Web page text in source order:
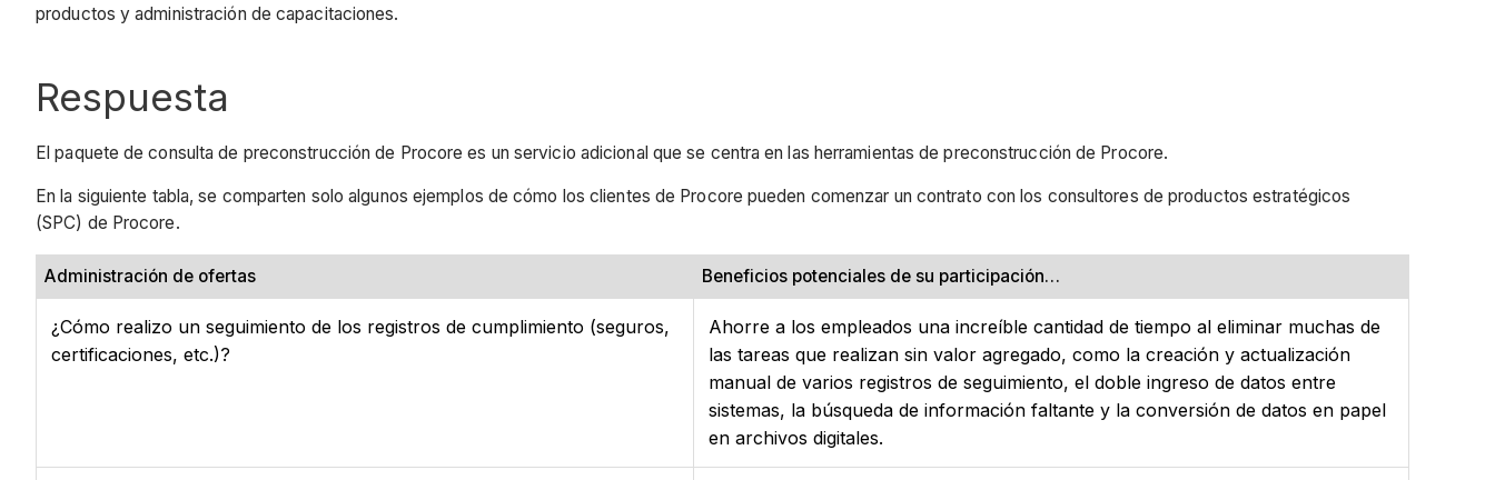
productos y administración de capacitaciones.
Respuesta
El paquete de consulta de preconstrucción de Procore es un servicio adicional que se centra en las herramientas de preconstrucción de Procore.
En la siguiente tabla, se comparten solo algunos ejemplos de cómo los clientes de Procore pueden comenzar un contrato con los consultores de productos estratégicos
(SPC) de Procore.
Administración de ofertas Beneficios potenciales de su participación…
¿Cómo realizo un seguimiento de los registros de cumplimiento (seguros,
certificaciones, etc.)?
Ahorre a los empleados una increíble cantidad de tiempo al eliminar muchas de
las tareas que realizan sin valor agregado, como la creación y actualización
manual de varios registros de seguimiento, el doble ingreso de datos entre
sistemas, la búsqueda de información faltante y la conversión de datos en papel
en archivos digitales.